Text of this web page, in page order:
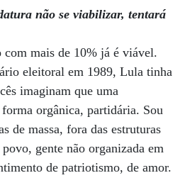
não se viabilizar, tentará
mais de 10% já é viável.
eleitoral em 1989, Lula tinha
imaginam que uma
orgânica, partidária. Sou
de massa, fora das estruturas
gente não organizada em
de patriotismo, de amor.